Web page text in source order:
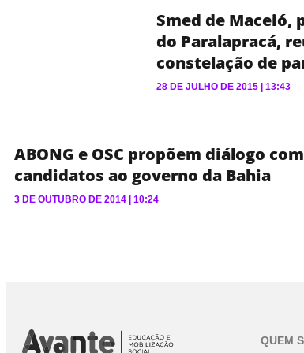
Smed de Maceió,
do Paralapracá,
constelação de
28 DE JULHO DE 2015 13:43
ABONG e OSC propõem diálogo com
candidatos ao governo da Bahia
3 DE OUTUBRO DE 2014 10:24
QUEM